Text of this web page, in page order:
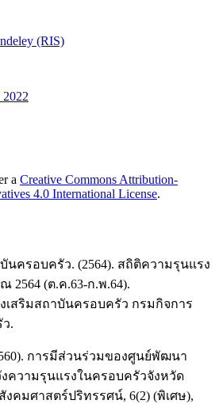
(RIS)
a Creative Commons Attribution-
4.0 International License.
นครอบครัว. (2564). สถิติความรุนแรง
2564 (ต.ค.63-ก.พ.64).
เสริมสถาบันครอบครัว กรมกิจการ
.
การมีส่วนร่วมของศูนย์พัฒนา
ความรุนแรงในครอบครัวจังหวัด
คมศาสตร์ปริทรรศน์, 6(2) (พิเศษ),